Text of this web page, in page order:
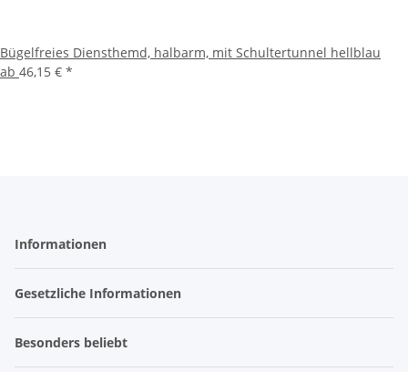
Bügelfreies Diensthemd, halbarm, mit Schultertunnel hellblau
ab 46,15 € *
Informationen
Gesetzliche Informationen
Besonders beliebt